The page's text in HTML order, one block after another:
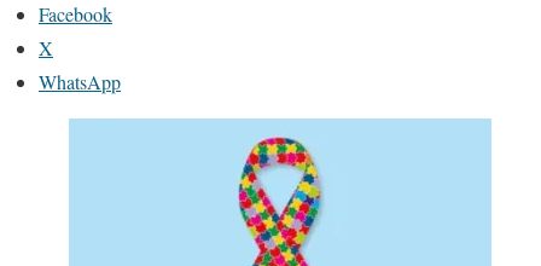
Facebook
X
WhatsApp